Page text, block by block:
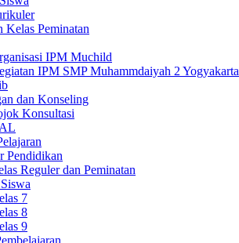
Kelas Peminatan
IPM Muchild
IPM SMP Muhammdaiyah 2 Yogyakarta
dan Konseling
Konsultasi
Pendidikan
Reguler dan Peminatan
7
8
9